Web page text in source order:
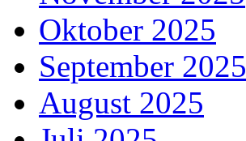
Oktober 2025
September 2025
August 2025